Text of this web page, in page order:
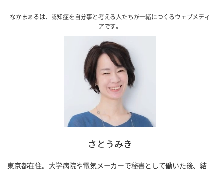
なかまぁるは、認知症を自分事と考える人たちが一緒につくるウェブメディ
アです。
さとうみき
東京都在住。大学病院や電気メーカーで秘書として働いた後、結